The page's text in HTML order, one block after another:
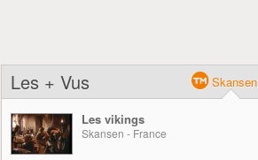
Les + Vus Skansen
Les vikings
Skansen - France